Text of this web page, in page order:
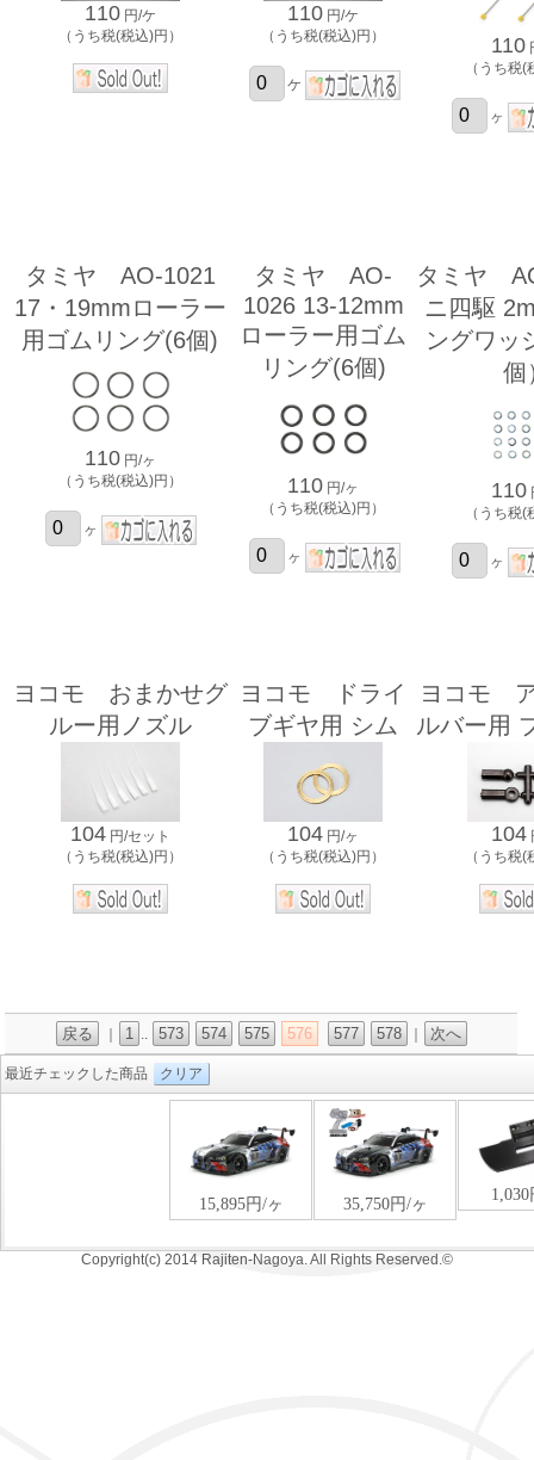
110 円/ケ
（うち税(税込)円）
110 円/ケ
（うち税(税込)円）
ケ
110
（うち税
ヶ
タミヤ AO-1021
17・19mmローラー
用ゴムリング(6個)
110 円/ヶ
（うち税(税込)円）
ヶ
タミヤ AO-
1026 13-12mm
ローラー用ゴム
リング(6個)
110 円/ヶ
（うち税(税込)円）
ヶ
タミヤ
ニ四駆
ングワッ
個
110
（うち税
ヶ
ヨコモ おまかせグ
ルー用ノズル
104 円/セット
（うち税(税込)円）
ヨコモ ドライ
ブギヤ用 シム
104 円/ヶ
（うち税(税込)円）
ヨコモ
ルバー用
104
（うち税
戻る 1 .. 573 574 575 576 577 578 次へ
最近チェックした商品 クリア
Copyright(c) 2014 Rajiten-Nagoya. All Rights Reserved.©